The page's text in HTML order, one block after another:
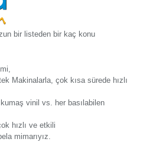
bir listeden bir kaç konu
Makinalarla, çok kısa sürede hızlı
vinil vs. her basılabilen
hızlı ve etkili
mimarıyız.